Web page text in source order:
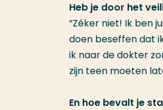
Heb je door het
“Zéker niet! Ik ben
doen beseffen dat
ik naar de dokter
zijn teen moeten
En hoe bevalt je